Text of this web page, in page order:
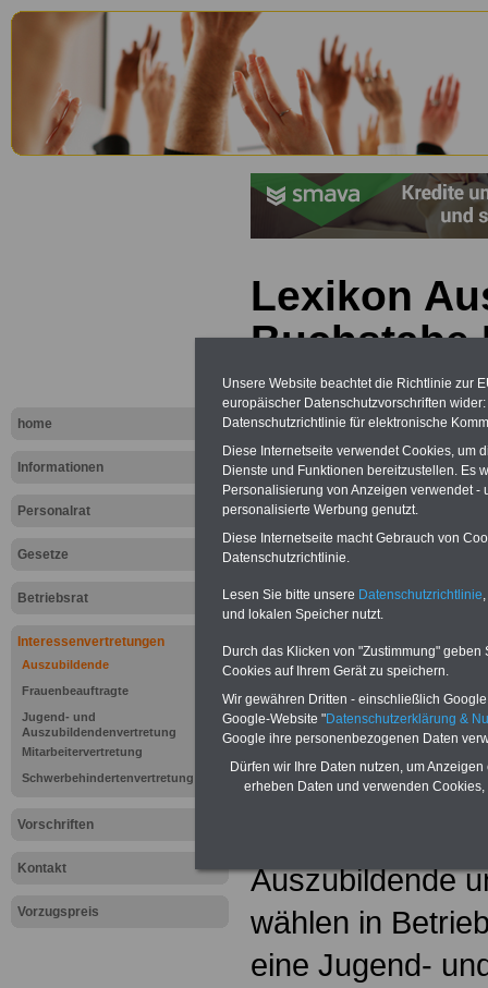
home
Informationen
Personalrat
Gesetze
Betriebsrat
Interessenvertretungen
Auszubildende
Frauenbeauftragte
Jugend- und
Auszubildendenvertretung
Mitarbeitervertretung
Schwerbehindertenvertretung
Vorschriften
Kontakt
Vorzugspreis
Lexikon
Buchstabe
neuer Artikel
Lexikon
Auszubildende
wählen in
eine Jugend-
Unsere Website beachtet die Richtlinie zur
europäischer Datenschutzvorschriften
Datenschutzrichtlinie für elektronische
Diese Internetseite verwendet Cookies, um
Dienste und Funktionen bereitzustellen. Es
Personalisierung von Anzeigen verwendet
personalisierte Werbung genutzt.
Diese Internetseite macht Gebrauch von
Datenschutzrichtlinie.
Lesen Sie bitte unsere Datenschutzrichtlinie
und lokalen Speicher nutzt.
Durch das Klicken von "Zustimmung"
Cookies auf Ihrem Gerät zu speichern.
Wir gewähren Dritten - einschließlich
Google-Website "Datenschutzerklärung &
Google ihre personenbezogenen Daten
Dürfen wir Ihre Daten nutzen, um
erheben Daten und verwenden